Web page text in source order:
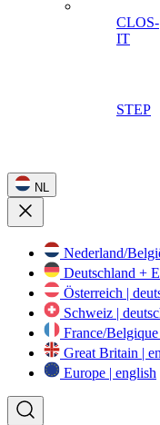
CLOS-
IT
STEP
NL
Nederland/
Deutschland +
Österreich |
Schweiz |
France/
Great Britain |
Europe | english